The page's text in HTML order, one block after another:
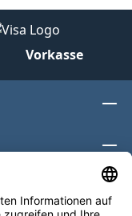
Vorkasse